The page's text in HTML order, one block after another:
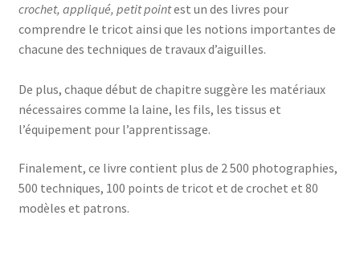
crochet, appliqué, petit pointest un des livres pour
comprendre le tricot ainsi que les notions importantes de
chacune des techniques de travaux d’aiguilles.
De plus, chaque début de chapitre suggère les matériaux
nécessaires comme la laine, les fils, les tissus et
l’équipement pour l’apprentissage.
Finalement, ce livre contient plus de 2 500 photographies,
500 techniques, 100 points de tricot et de crochet et 80
modèles et patrons.